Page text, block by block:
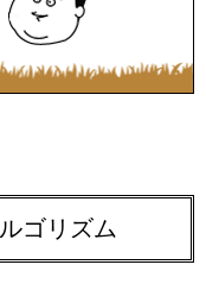
ゴリズム